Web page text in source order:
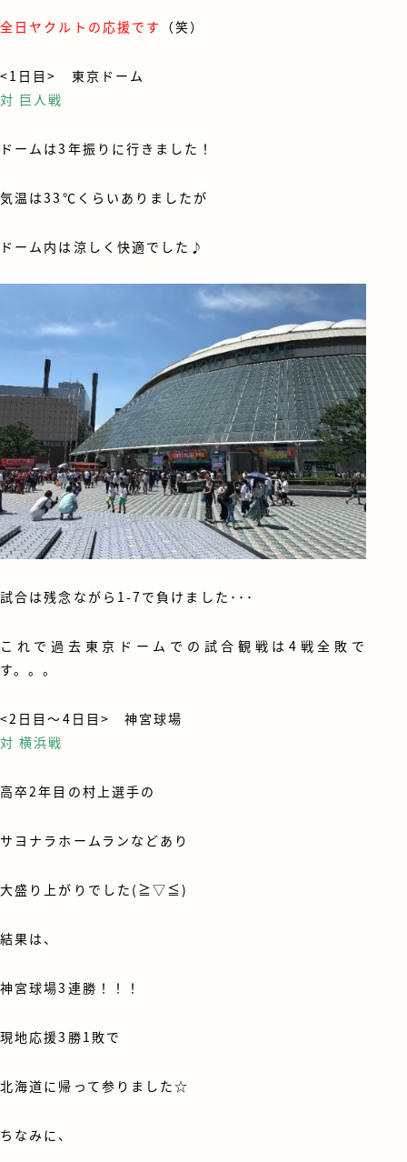
全日ヤクルトの応援です （笑）
<1日目> 東京ドーム
対 巨人戦
ドームは3年振りに行きました！
気温は33℃くらいありましたが
ドーム内は涼しく快適でした♪
試合は残念ながら1-7で負けました･･･
これで過去東京ドームでの試合観戦は4戦全敗で
す。。。
<2日目～4日目> 神宮球場
対 横浜戦
高卒2年目の村上選手の
サヨナラホームランなどあり
大盛り上がりでした(≧▽≦)
結果は、
神宮球場3連勝！！！
現地応援3勝1敗で
北海道に帰って参りました☆
ちなみに、